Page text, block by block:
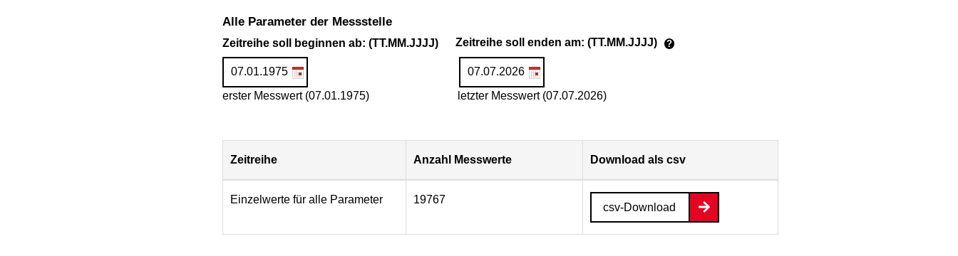
Alle Parameter der Messstelle
Zeitreihe soll beginnen ab: (TT.MM.JJJJ) Zeitreihe soll enden am: (TT.MM.JJJJ) ?
erster Messwert (07.01.1975) letzter Messwert (07.07.2026)
Zeitreihe Anzahl Messwerte Download als csv
Einzelwerte für alle Parameter 19767
csv-Download